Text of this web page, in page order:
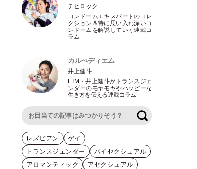
チヒロック
コンドームエキスパートのコレ
クション＆特に思い入れ深いコ
ンドームを解説していく連載コ
ラム
カルぺディエム
井上健斗
FTM ・井上健斗がトランスジェ
ンダーのモヤモヤやハッピーな
生き方を伝える連載コラム
レズビアン
ゲイ
トランスジェンダー
バイセクシュアル
アロマンティック
アセクシュアル